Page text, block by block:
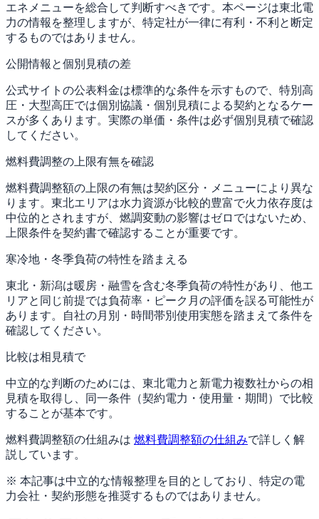
エネメニューを総合して判断すべきです。本ページは東北電
力の情報を整理しますが、特定社が一律に有利・不利と断定
するものではありません。
公開情報と個別見積の差
公式サイトの公表料金は標準的な条件を示すもので、特別高
圧・大型高圧では個別協議・個別見積による契約となるケー
スが多くあります。実際の単価・条件は必ず個別見積で確認
してください。
燃料費調整の上限有無を確認
燃料費調整額の上限の有無は契約区分・メニューにより異な
ります。東北エリアは水力資源が比較的豊富で火力依存度は
中位的とされますが、燃調変動の影響はゼロではないため、
上限条件を契約書で確認することが重要です。
寒冷地・冬季負荷の特性を踏まえる
東北・新潟は暖房・融雪を含む冬季負荷の特性があり、他エ
リアと同じ前提では負荷率・ピーク月の評価を誤る可能性が
あります。自社の月別・時間帯別使用実態を踏まえて条件を
確認してください。
比較は相見積で
中立的な判断のためには、東北電力と新電力複数社からの相
見積を取得し、同一条件（契約電力・使用量・期間）で比較
することが基本です。
燃料費調整額の仕組みは 燃料費調整額の仕組みで詳しく解
説しています。
※ 本記事は中立的な情報整理を目的としており、特定の電
力会社・契約形態を推奨するものではありません。